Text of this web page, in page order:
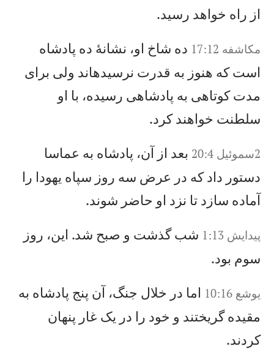
از راه خواهد رسيد.
مکاشفه 17:12
ده شاخ او، نشانهٔ ده پادشاه
است كه هنوز به قدرت نرسيدهاند ولی برای
مدت كوتاهی به پادشاهی رسيده، با او
سلطنت خواهند كرد.
2سموئيل 20:4
بعد از آن، پادشاه به عماسا
دستور داد كه در عرض سه روز سپاه يهودا را
آماده سازد تا نزد او حاضر شوند.
پيدايش 1:13
شب گذشت و صبح شد. اين، روز
سوم بود.
يوشع‌ 10:16
اما در خلال جنگ، آن پنج پادشاه به
مقيده گريختند و خود را در يک غار پنهان
كردند.